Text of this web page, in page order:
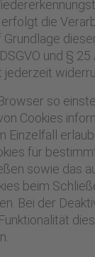
die
und § 25
jederzeit
so
Cookies
Einzelfall
für
sowie das
beim
Bei der